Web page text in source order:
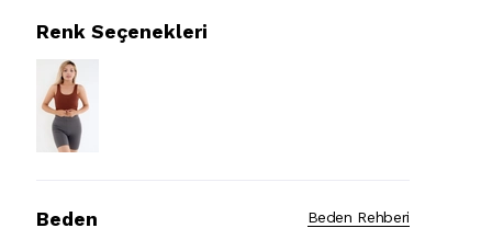
Renk Seçenekleri
Beden Rehberi
Beden